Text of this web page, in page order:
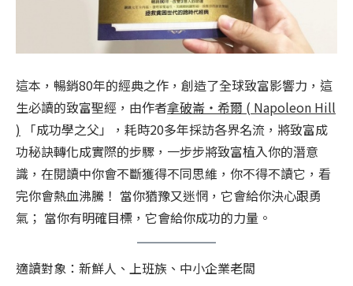
這本，暢銷80年的經典之作，創造了全球致富影響力，這
生必讀的致富聖經，由作者拿破崙・希爾 ( Napoleon Hill
) 「成功學之父」，耗時20多年採訪各界名流，將致富成
功秘訣轉化成實際的步驟，一步步將致富植入你的潛意
識，在閱讀中你會不斷獲得不同思維，你不得不讀它，看
完你會熱血沸騰！ 當你猶豫又迷惘，它會給你決心跟勇
氣； 當你有明確目標，它會給你成功的力量。
適讀對象：新鮮人、上班族、中小企業老闆